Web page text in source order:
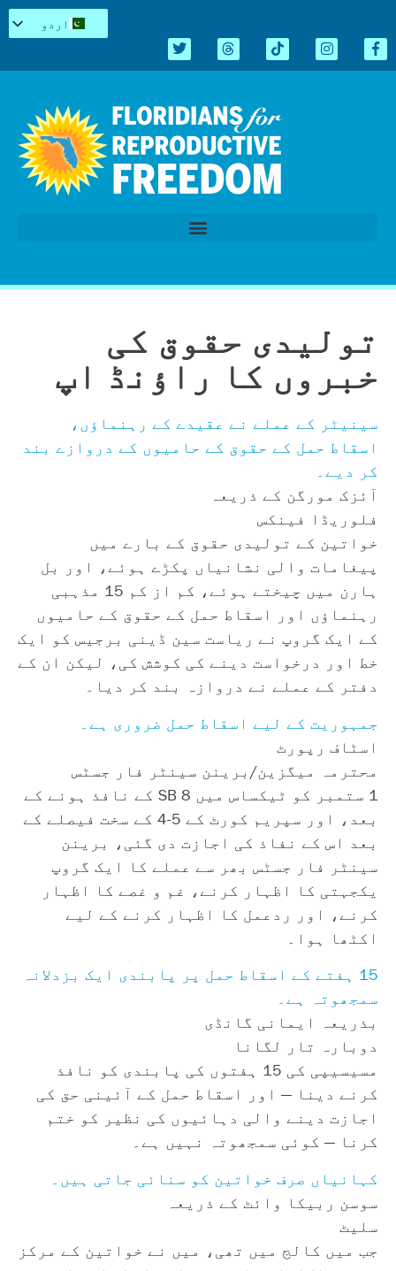
اردو
Español
简体中文
Tiếng Việt
العربية
تولیدی حقوق کی
خبروں کا راؤنڈ اپ
سینیٹر کے عملے نے عقیدے کے رہنماؤں،
اسقاط حمل کے حقوق کے حامیوں کے دروازے بند
کر دیے۔
آئزک مورگن کے ذریعہ
فلوریڈا فینکس
خواتین کے تولیدی حقوق کے بارے میں
پیغامات والی نشانیاں پکڑے ہوئے، اور بل
ہارن میں چیختے ہوئے، کم از کم 15 مذہبی
رہنماؤں اور اسقاط حمل کے حقوق کے حامیوں
کے ایک گروپ نے ریاست سین ڈینی برجیس کو ایک
خط اور درخواست دینے کی کوشش کی، لیکن ان کے
دفتر کے عملے نے دروازہ بند کر دیا۔
جمہوریت کے لیے اسقاط حمل ضروری ہے۔
اسٹاف رپورٹ
محترمہ میگزین/برینن سینٹر فار جسٹس
1 ستمبر کو ٹیکساس میں SB 8 کے نافذ ہونے کے
بعد، اور سپریم کورٹ کے 5-4 کے سخت فیصلے کے
بعد اس کے نفاذ کی اجازت دی گئی، برینن
سینٹر فار جسٹس بھر سے عملے کا ایک گروپ
یکجہتی کا اظہار کرنے، غم و غصے کا اظہار
کرنے، اور ردعمل کا اظہار کرنے کے لیے
اکٹھا ہوا۔
15 ہفتے کے اسقاط حمل پر پابندی ایک بزدلانہ
سمجھوتہ ہے۔
بذریعہ ایمانی گانڈی
دوبارہ تار لگانا
مسیسیپی کی 15 ہفتوں کی پابندی کو نافذ
کرنے دینا — اور اسقاط حمل کے آئینی حق کی
اجازت دینے والی دہائیوں کی نظیر کو ختم
کرنا — کوئی سمجھوتہ نہیں ہے۔
کہانیاں صرف خواتین کو سنائی جاتی ہیں۔
سوسن ربیکا وائٹ کے ذریعہ
سلیٹ
جب میں کالج میں تھی، میں نے خواتین کے مرکز